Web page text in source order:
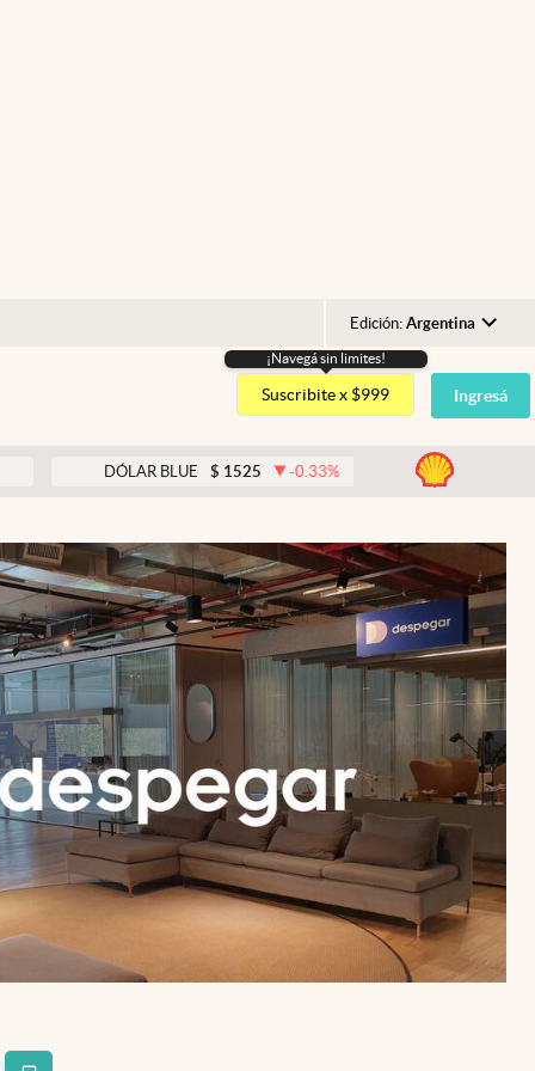
Edición: Argentina
Argentina
España
USA
Uruguay
¡Navegá sin limites!
Suscribite x $999 Ingresá
DÓLAR BLUE $ 1525 -0.33% DÓLAR TARJETA